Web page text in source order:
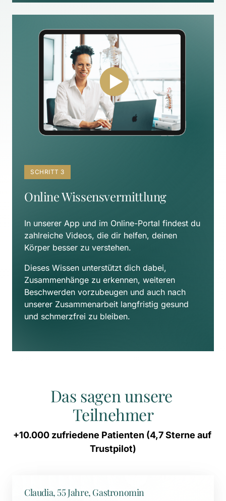
SCHRITT 3
Online Wissensvermittlung
In unserer App und im Online-Portal findest du
zahlreiche Videos, die dir helfen, deinen
Körper besser zu verstehen.
Dieses Wissen unterstützt dich dabei,
Zusammenhänge zu erkennen, weiteren
Beschwerden vorzubeugen und auch nach
unserer Zusammenarbeit langfristig gesund
und schmerzfrei zu bleiben.
Das sagen unsere
Teilnehmer
+10.000 zufriedene Patienten (4,7 Sterne
auf
Trustpilot)
Claudia, 55 Jahre, Gastronomin